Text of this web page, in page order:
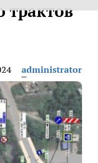
трактов
administrator